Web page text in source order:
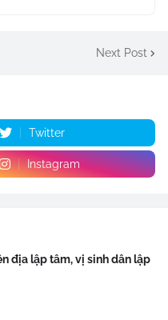
Next Post
Twitter
Instagram
địa lập tâm, vị sinh dân lập